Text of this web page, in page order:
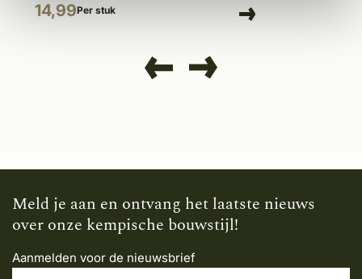
14,99Per stuk
Meld je aan en ontvang het laatste nieuws
over onze kempische bouwstijl!
Aanmelden voor de nieuwsbrief